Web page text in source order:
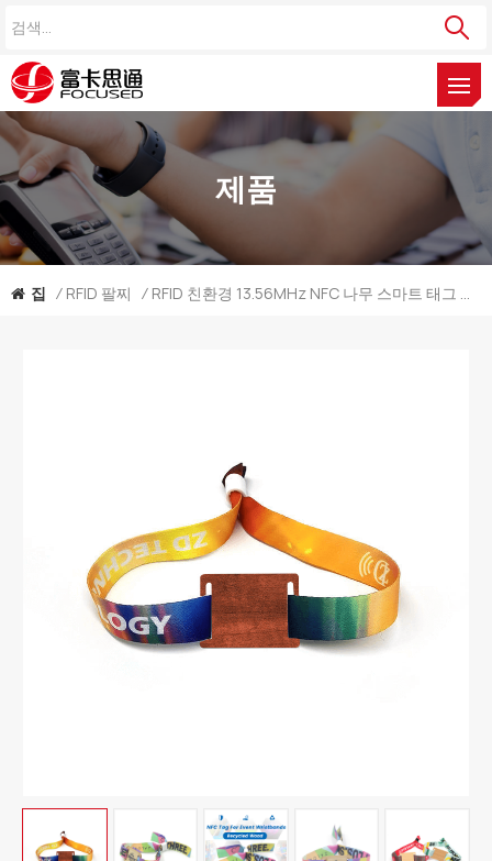
제품
집 / RFID 팔찌 / RFID 친환경 13.56MHz NFC 나무 스마트 태그 대나무 팔찌 제조 업체